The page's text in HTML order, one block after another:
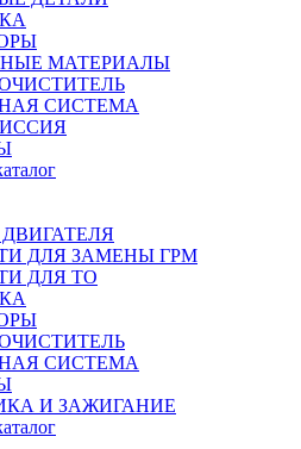
МАТЕРИАЛЫ
СИСТЕМА
ДЛЯ ЗАМЕНЫ ГРМ
ДЛЯ ТО
СИСТЕМА
И ЗАЖИГАНИЕ